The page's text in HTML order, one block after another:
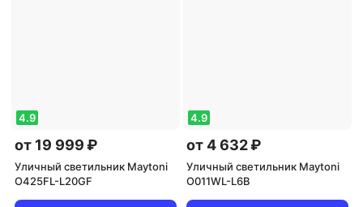
4.9
от 19 999 ₽
Уличный светильник Maytoni
O425FL-L20GF
4.9
от 4 632 ₽
Уличный светильник Maytoni
O011WL-L6B